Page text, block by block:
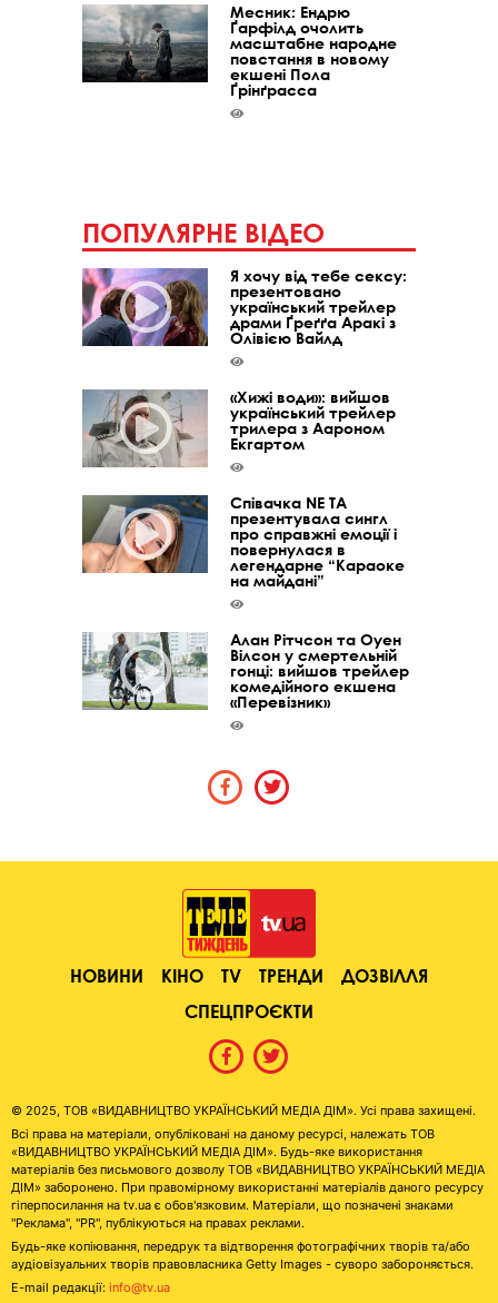
Месник: Ендрю
Ґарфілд очолить
масштабне народне
повстання в новому
екшені Пола
Ґрінґрасса
ПОПУЛЯРНЕ ВІДЕО
Я хочу від тебе сексу:
презентовано
український трейлер
драми Ґреґґа Аракі з
Олівією Вайлд
«Хижі води»: вийшов
український трейлер
трилера з Аароном
Екгартом
Співачка NE TA
презентувала сингл
про справжні емоції і
повернулася в
легендарне “Караоке
на майдані”
Алан Рітчсон та Оуен
Вілсон у смертельній
гонці: вийшов трейлер
комедійного екшена
«Перевізник»
НОВИНИ КІНО TV ТРЕНДИ
ДОЗВІЛЛЯ
СПЕЦПРОЄКТИ
© 2025, ТОВ «ВИДАВНИЦТВО УКРАЇНСЬКИЙ МЕДІА ДІМ». Усі права захищені.
Всі права на матеріали, опубліковані на даному ресурсі, належать ТОВ
«ВИДАВНИЦТВО УКРАЇНСЬКИЙ МЕДІА ДІМ». Будь-яке використання
матеріалів без письмового дозволу ТОВ «ВИДАВНИЦТВО УКРАЇНСЬКИЙ МЕДІА
ДІМ» заборонено. При правомірному використанні матеріалів даного ресурсу
гіперпосилання на tv.ua є обов'язковим. Матеріали, що позначені знаками
"Реклама", "PR", публікуються на правах реклами.
Будь-яке копіювання, передрук та відтворення фотографічних творів та/або
аудіовізуальних творів правовласника Getty Images - суворо забороняється.
E-mail редакції: info@tv.ua